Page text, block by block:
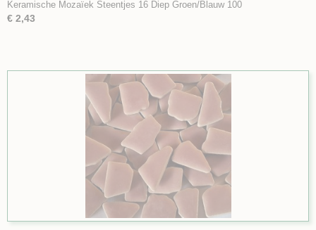
Keramische Mozaïek Steentjes 16 Diep Groen/Blauw 100
€ 2,43